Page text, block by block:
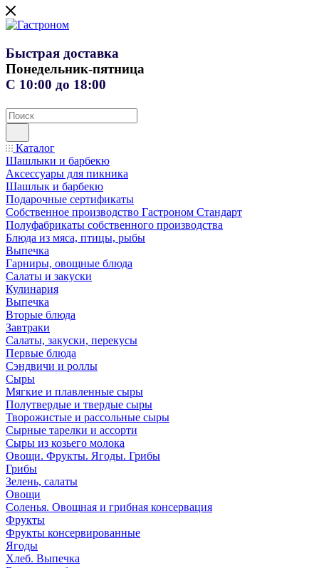
Быстрая доставка
Понедельник-пятница
С 10:00 до 18:00
Каталог
Шашлыки и барбекю
Аксессуары для пикника
Шашлык и барбекю
Подарочные сертификаты
Собственное производство Гастроном Стандарт
Полуфабрикаты собственного производства
Блюда из мяса, птицы, рыбы
Выпечка
Гарниры, овощные блюда
Салаты и закуски
Кулинария
Выпечка
Вторые блюда
Завтраки
Салаты, закуски, перекусы
Первые блюда
Сэндвичи и роллы
Сыры
Мягкие и плавленные сыры
Полутвердые и твердые сыры
Творожистые и рассольные сыры
Сырные тарелки и ассорти
Сыры из козьего молока
Овощи. Фрукты. Ягоды. Грибы
Грибы
Зелень, салаты
Овощи
Соленья. Овощная и грибная консервация
Фрукты
Фрукты консервированные
Ягоды
Хлеб. Выпечка